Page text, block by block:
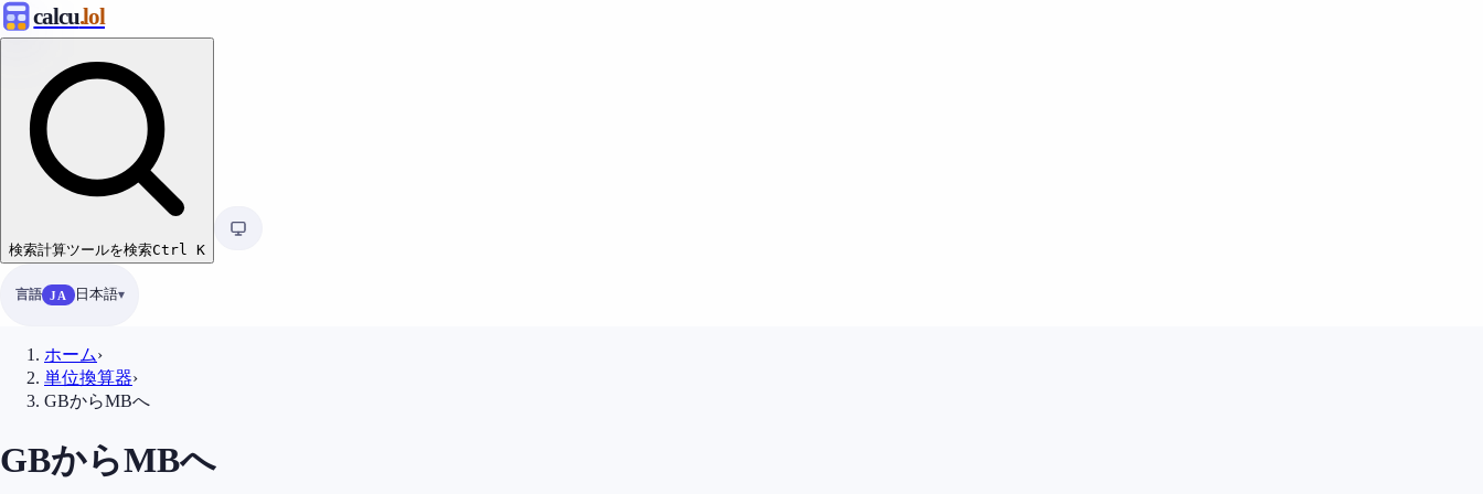
calcu.lol
検索計算ツールを検索Ctrl K
言語 JA 日本語
ホーム›
単位換算器›
GBからMBへ
GBからMBへ